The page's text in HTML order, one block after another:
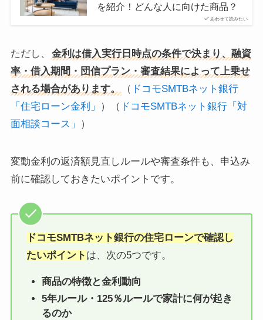
あわせて読みたい
を紹介！どんな人に向けた商品？
ただし、
金利は借入実行日時点の条件で決まり、融資
率・借入期間・団信プラン・審査結果によって上乗せ
される場合があります。
（ ドコモSMTBネット銀行
「住宅ローン金利」
）（ ドコモSMTBネット銀行「対
面相談コース」
）
変動金利の返済額見直しルールや審査条件も、申込み
前に確認しておきたいポイントです。
ドコモSMTBネット銀行の住宅ローンで確認し
たいポイント は、次の5つです。
商品の特徴と金利動向
5年ルール・125％ルールで家計に何が起き
るのか